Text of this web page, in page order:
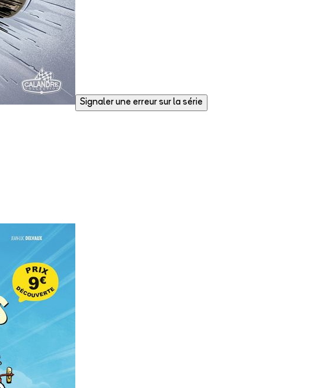
Signaler une erreur sur la série